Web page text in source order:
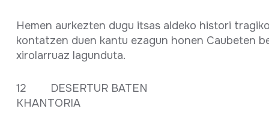
Hemen aurkezten dugu itsas aldeko histori
kontatzen duen kantu ezagun honen Caubeten
xirolarruaz lagunduta.
12 DESERTUR BATEN
KHANTORIA